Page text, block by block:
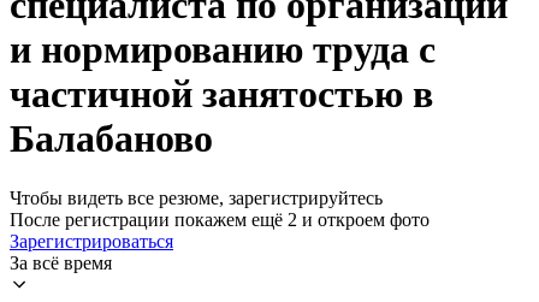
и нормированию труда с
частичной занятостью в
Балабаново
Чтобы видеть все резюме, зарегистрируйтесь
После регистрации покажем ещё 2 и откроем фото
Зарегистрироваться
За всё время